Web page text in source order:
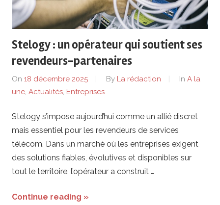
de
lentreprise
et
ses
Stelogy : un opérateur qui soutient ses
revendeurs-partenaires
On 18 décembre 2025 By La rédaction In A la
une, Actualités, Entreprises
Stelogy s’impose aujourd’hui comme un allié discret
mais essentiel pour les revendeurs de services
télécom. Dans un marché où les entreprises exigent
des solutions fiables, évolutives et disponibles sur
tout le territoire, l’opérateur a construit …
Continue reading »